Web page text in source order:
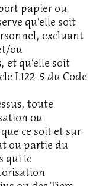
papier ou
qu’elle soit
excluant
ou
et qu’elle soit
L122-5 du Code
toute
ou
ce soit et sur
ou partie du
qui le